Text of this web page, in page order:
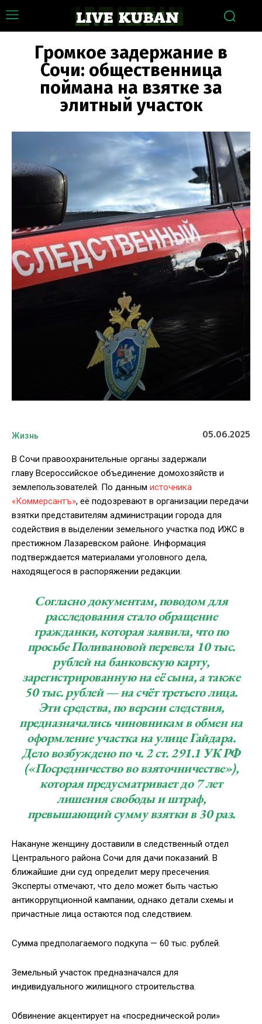
Громкое задержание в
Сочи: общественница
поймана на взятке за
элитный участок
Жизнь 05.06.2025
В Сочи правоохранительные органы задержали
главу Всероссийское объединение домохозяйств и
землепользователей. По данным источника
«Коммерсантъ», её подозревают в организации передачи
взятки представителям администрации города для
содействия в выделении земельного участка под ИЖС в
престижном Лазаревском районе. Информация
подтверждается материалами уголовного дела,
находящегося в распоряжении редакции.
Согласно документам, поводом для
расследования стало обращение
гражданки, которая заявила, что по
просьбе Поливановой перевела 10 тыс.
рублей на банковскую карту,
зарегистрированную на её сына, а также
50 тыс. рублей — на счёт третьего лица.
Эти средства, по версии следствия,
предназначались чиновникам в обмен на
оформление участка на улице Гайдара.
Дело возбуждено по ч. 2 ст. 291.1 УК РФ
(«Посредничество во взяточничестве»),
которая предусматривает до 7 лет
лишения свободы и штраф,
превышающий сумму взятки в 30 раз.
Накануне женщину доставили в следственный отдел
Центрального района Сочи для дачи показаний. В
ближайшие дни суд определит меру пресечения.
Эксперты отмечают, что дело может быть частью
антикоррупционной кампании, однако детали схемы и
причастные лица остаются под следствием.
Сумма предполагаемого подкупа — 60 тыс. рублей.
Земельный участок предназначался для
индивидуального жилищного строительства.
Обвинение акцентирует на «посреднической роли»